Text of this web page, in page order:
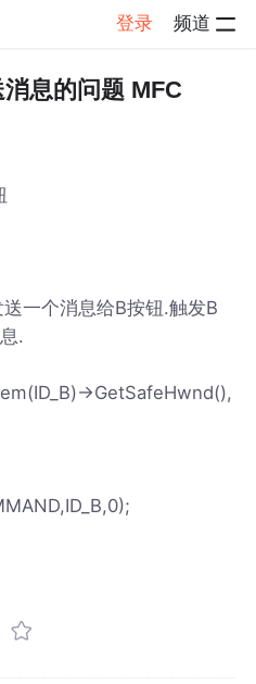
登录 频道
详情
息的问题 MFC
一个消息给B按钮.触发B
.
>GetSafeHwnd(),